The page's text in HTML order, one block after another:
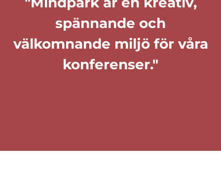
spännande och
välkomnande miljö för våra
konferenser."